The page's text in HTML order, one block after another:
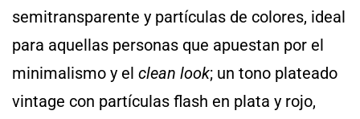
semitransparente y partículas de colores, ideal
para aquellas personas que apuestan por el
minimalismo y el clean look; un tono plateado
vintage con partículas flash en plata y rojo,